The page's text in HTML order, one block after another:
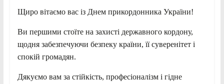
Щиро вітаємо вас із Днем прикордонника України!
Ви першими стоїте на захисті державного кордону,
щодня забезпечуючи безпеку країни, її суверенітет і
спокій громадян.
Дякуємо вам за стійкість, професіоналізм і гідне